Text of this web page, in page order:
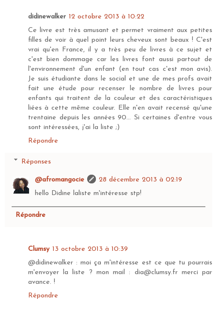
didinewalker 12 octobre 2013 à 10:22
Ce livre est très amusant et permet vraiment aux petites
filles de voir à quel point leurs cheveux sont beaux ! C'est
vrai qu'en France, il y a très peu de livres à ce sujet et
c'est bien dommage car les livres font aussi partout de
l'environnement d'un enfant (en tout cas c'est mon avis).
Je suis étudiante dans le social et une de mes profs avait
fait une étude pour recenser le nombre de livres pour
enfants qui traitent de la couleur et des caractéristiques
liées à cette même couleur. Elle n'en avait recensé qu'une
trentaine depuis les années 90... Si certaines d'entre vous
sont intéressées, j'ai la liste ;)
Répondre
Réponses
@afromangocie
28 décembre 2013 à 02:19
hello Didine laliste m'intéresse stp!
Répondre
Clumsy 13 octobre 2013 à 10:39
@didinewalker : moi ça m'intéresse est ce que tu pourrais
m'envoyer la liste ? mon mail : dia@clumsy.fr merci par
avance. !
Répondre